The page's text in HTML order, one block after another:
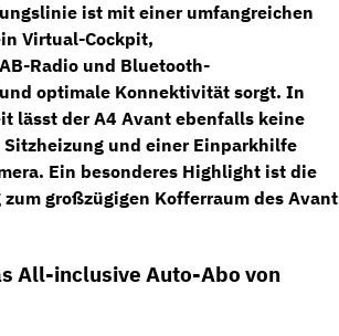
ist mit einer umfangreichen
Virtual-Cockpit,
Radio und Bluetooth-
optimale Konnektivität sorgt. In
lässt der A4 Avant ebenfalls keine
Sitzheizung und einer Einparkhilfe
Ein besonderes Highlight ist die
großzügigen Kofferraum des Avant
All-inclusive Auto-Abo von